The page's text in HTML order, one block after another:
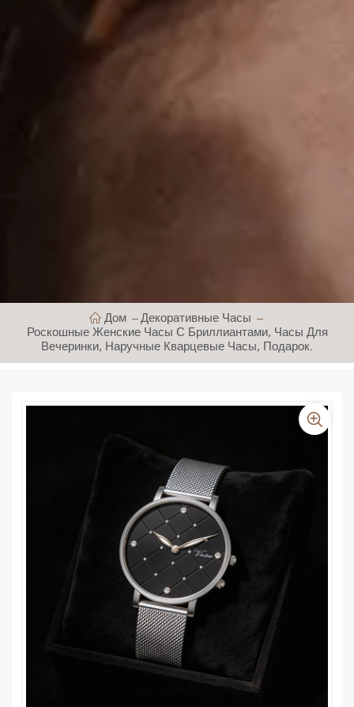
Дом
Декоративные Часы
Роскошные Женские Часы С Бриллиантами, Часы Для
Вечеринки, Наручные Кварцевые Часы, Подарок.